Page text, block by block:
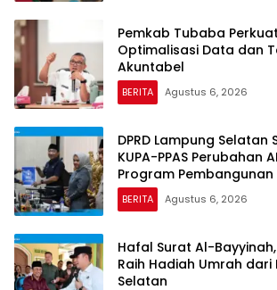
Pemkab Tubaba
Optimalisasi Data dan
Akuntabel
BERITA Agustus 6, 2026
DPRD Lampung Selatan
KUPA-PPAS Perubahan
Program
BERITA Agustus 6, 2026
Hafal Surat Al-
Raih Hadiah Umrah
Selatan